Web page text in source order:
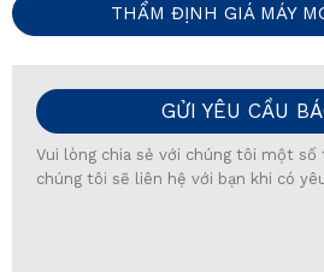
THẨM ĐỊNH GIÁ MÁY
GỬI YÊU CẦU
Vui lòng chia sẻ với chúng tôi một số
chúng tôi sẽ liên hệ với bạn khi có